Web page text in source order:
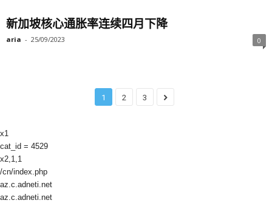
新加坡核心通胀率连续四月下降
aria - 25/09/2023 0
1 2 3
x1
cat_id = 4529
x2,1,1
/cn/index.php
az.c.adneti.net
az.c.adneti.net